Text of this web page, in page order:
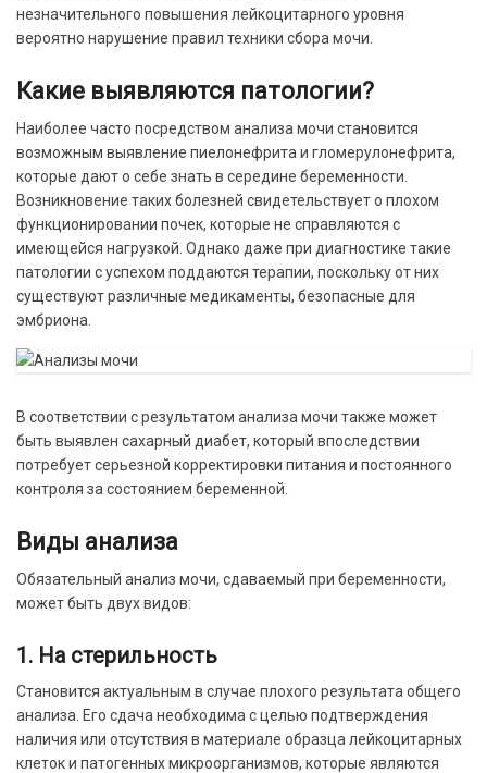
незначительного повышения лейкоцитарного уровня
вероятно нарушение правил техники сбора мочи.
Какие выявляются патологии?
Наиболее часто посредством анализа мочи становится
возможным выявление пиелонефрита и гломерулонефрита,
которые дают о себе знать в середине беременности.
Возникновение таких болезней свидетельствует о плохом
функционировании почек, которые не справляются с
имеющейся нагрузкой. Однако даже при диагностике такие
патологии с успехом поддаются терапии, поскольку от них
существуют различные медикаменты, безопасные для
эмбриона.
В соответствии с результатом анализа мочи также может
быть выявлен сахарный диабет, который впоследствии
потребует серьезной корректировки питания и постоянного
контроля за состоянием беременной.
Виды анализа
Обязательный анализ мочи, сдаваемый при беременности,
может быть двух видов:
1. На стерильность
Становится актуальным в случае плохого результата общего
анализа. Его сдача необходима с целью подтверждения
наличия или отсутствия в материале образца лейкоцитарных
клеток и патогенных микроорганизмов, которые являются